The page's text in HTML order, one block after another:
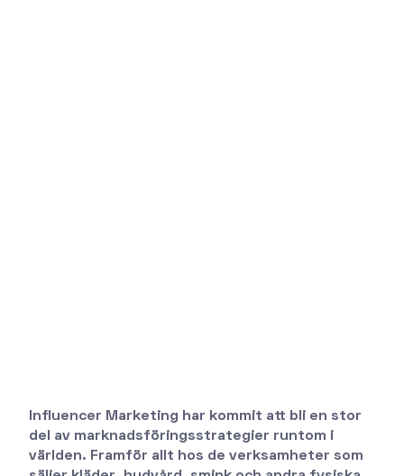
Influencer Marketing har kommit att bli en stor
del av marknadsföringsstrategier runtom i
världen. Framför allt hos de verksamheter som